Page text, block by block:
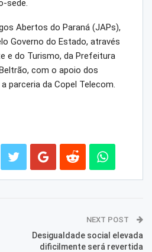
sede.
Abertos do Paraná (JAPs),
Governo do Estado, através
e do Turismo, da Prefeitura
com o apoio dos
parceria da Copel Telecom.
NEXT POST
Desigualdade social elevada
dificilmente será revertida